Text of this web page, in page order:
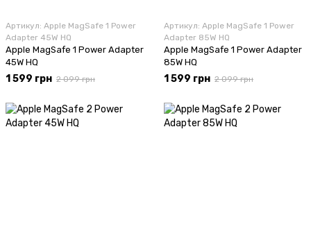
Артикул: Apple MagSafe 1 Power
Adapter 45W HQ
Apple MagSafe 1 Power Adapter
45W HQ
1 599 грн 2 099 грн
Артикул: Apple MagSafe 1 Power
Adapter 85W HQ
Apple MagSafe 1 Power Adapter
85W HQ
1 599 грн 2 099 грн